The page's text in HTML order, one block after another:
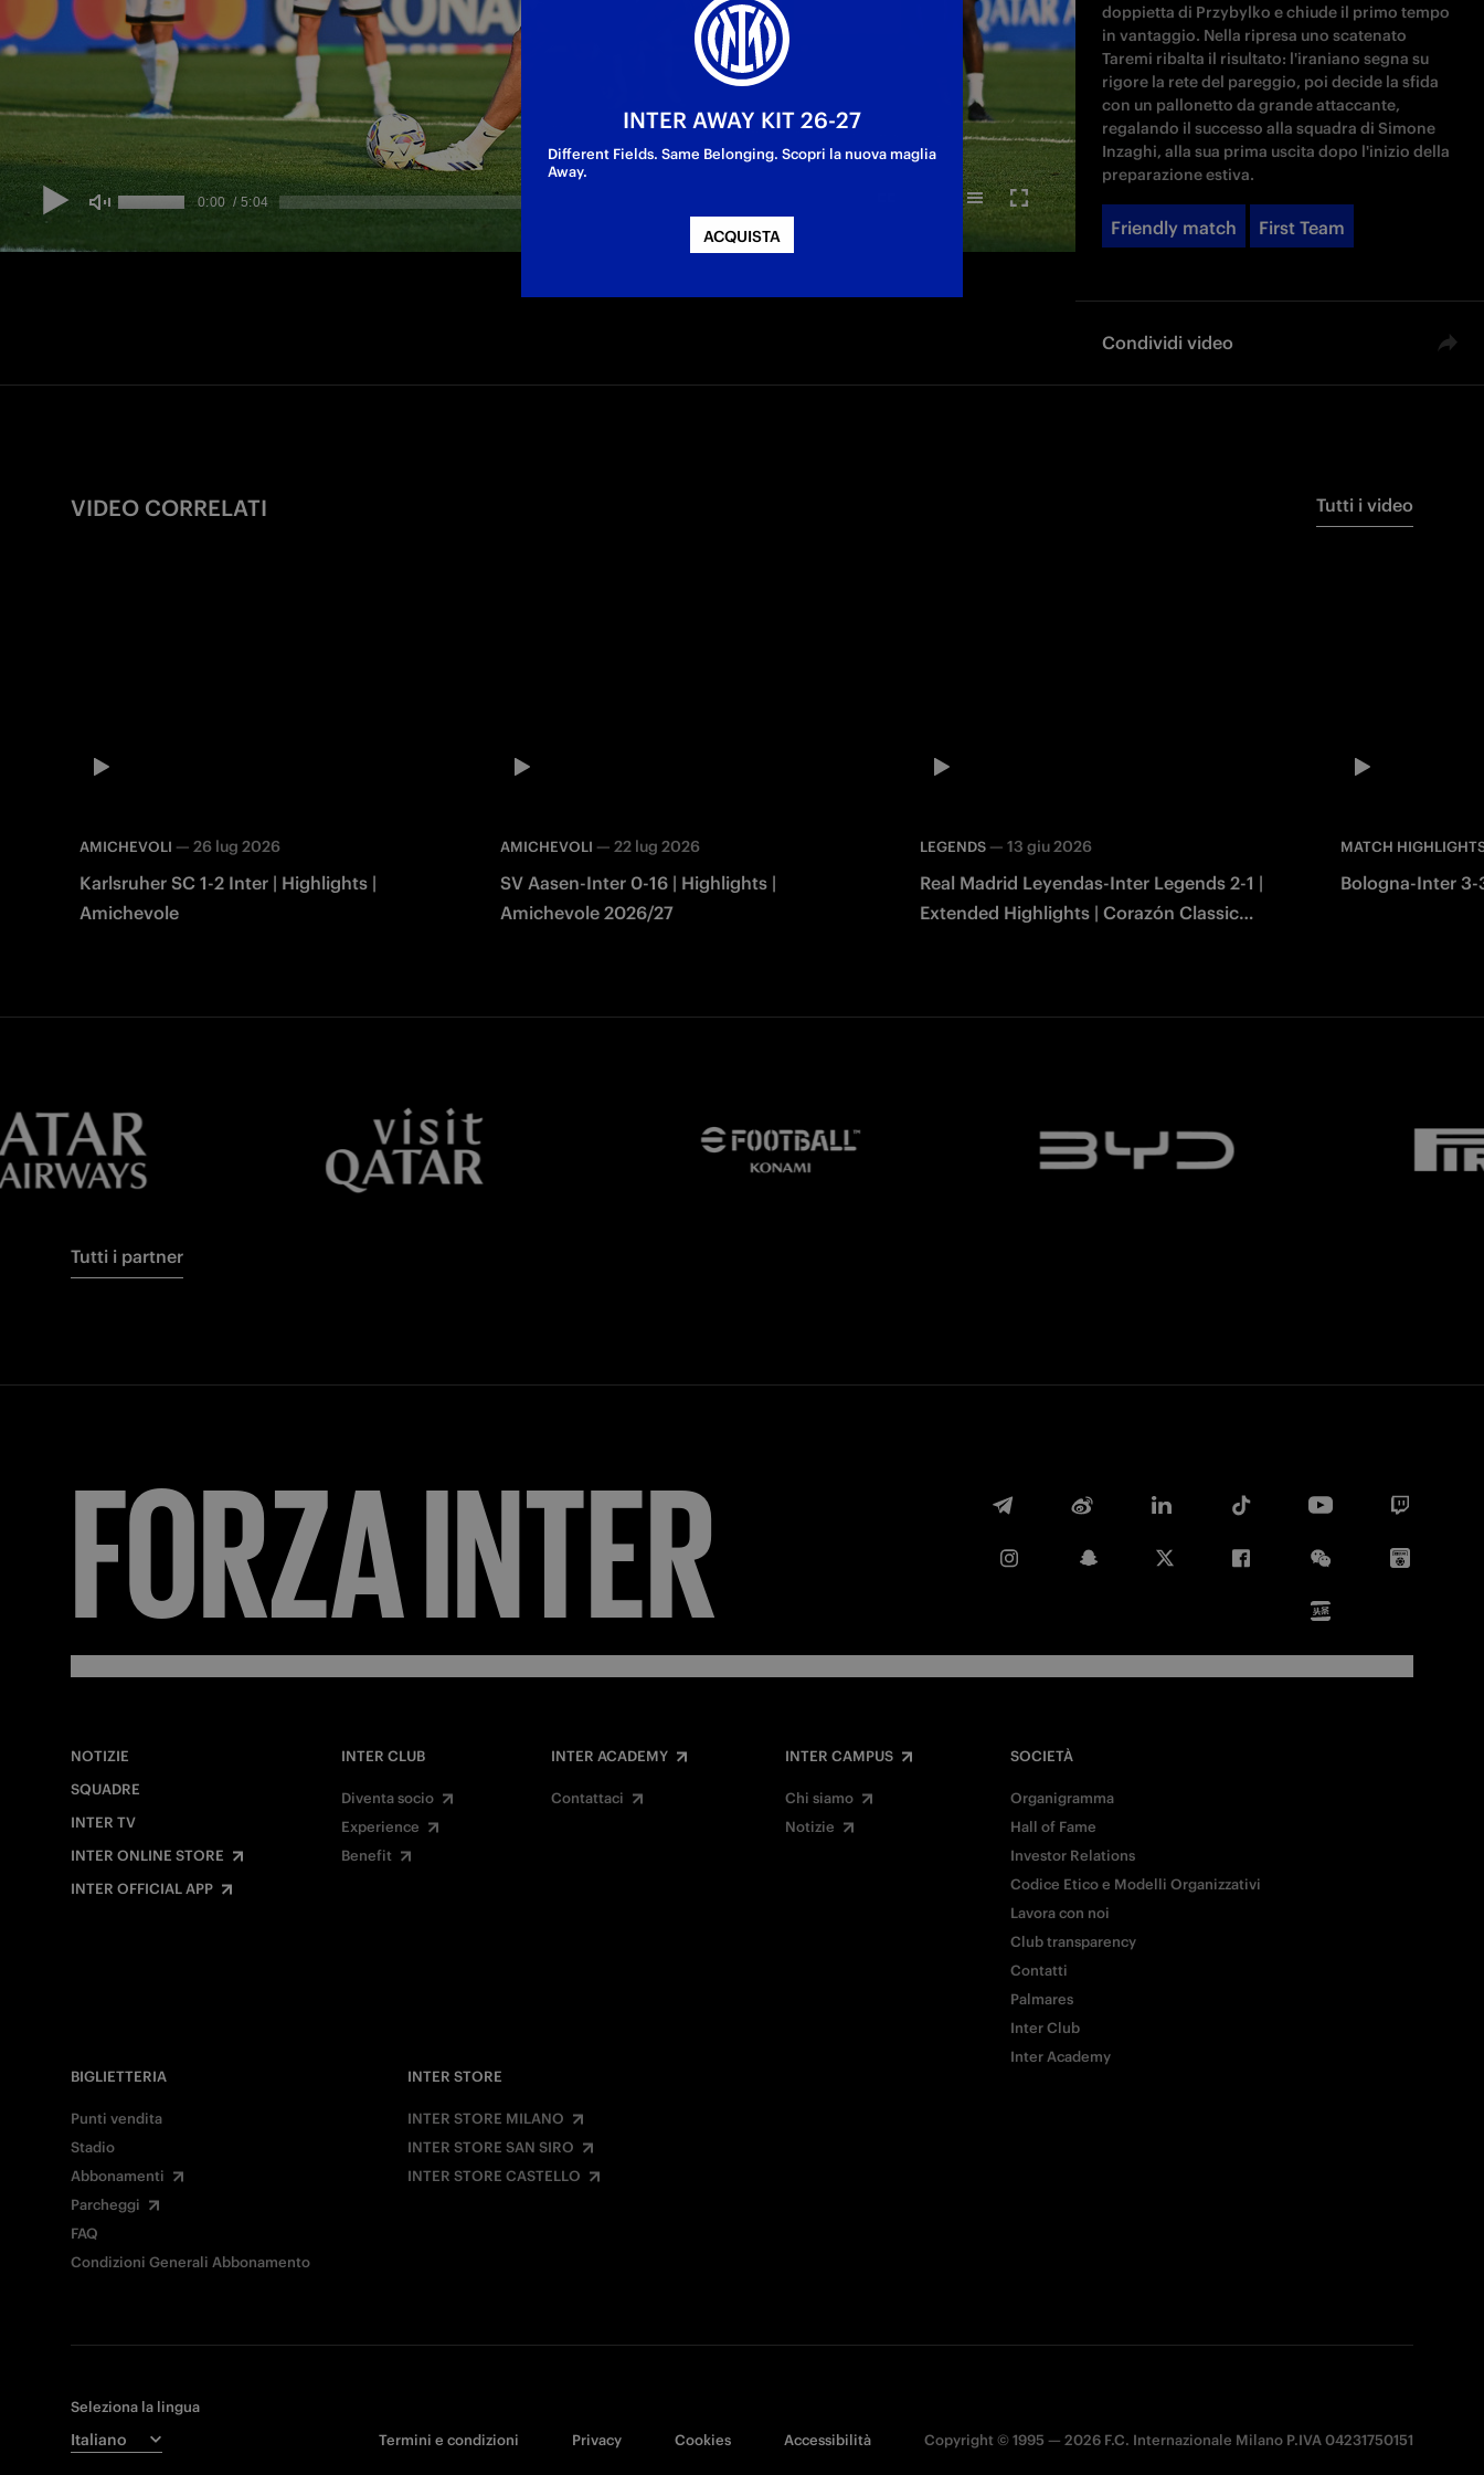
doppietta di Przybylko e chiude il primo tempo
in vantaggio. Nella ripresa uno scatenato
Taremi ribalta il risultato: l'iraniano segna su
rigore la rete del pareggio, poi decide la sfida
con un pallonetto da grande attaccante,
regalando il successo alla squadra di Simone
Inzaghi, alla sua prima uscita dopo l'inizio della
preparazione estiva.
Friendly match First Team
Condividi video
Twitter
VIDEO CORRELATI Tutti i video
AMICHEVOLI — 26 lug 2026
Karlsruher SC 1-2 Inter | Highlights |
Amichevole
AMICHEVOLI — 22 lug 2026
SV Aasen-Inter 0-16 | Highlights |
Amichevole 2026/27
LEGENDS —13 giu 2026
Real Madrid Leyendas-Inter Legends 2-1 |
Extended Highlights | Corazón Classic
MATCH
Bologna-Inter 3-
Tutti i partner
FORZAINTER
NOTIZIE
SQUADRE
INTER TV
INTER ONLINE STORE
INTER OFFICIAL APP
INTER CLUB
Diventa socio
Experience
Benefit
INTER ACADEMY
Contattaci
INTER CAMPUS
Chi siamo
Notizie
SOCIETÀ
Organigramma
Hall of Fame
Investor Relations
Codice Etico e Modelli Organizzativi
Lavora con noi
Club transparency
Contatti
Palmares
Inter Club
Inter Academy
BIGLIETTERIA
Punti vendita
Stadio
Abbonamenti
Parcheggi
FAQ
Condizioni Generali Abbonamento
INTER STORE
INTER STORE MILANO
INTER STORE SAN SIRO
INTER STORE CASTELLO
Seleziona la lingua
Termini e condizioni
Privacy Cookies Accessibilità Copyright © 1995 — 2026 F.C. Internazionale Milano P.IVA 04231750151
INTER AWAY KIT 26-27
Different Fields. Same Belonging. Scopri la nuova maglia
Away.
ACQUISTA